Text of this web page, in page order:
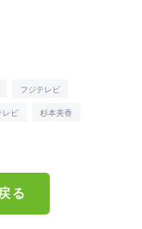
フジテレビ
レビ 杉本美香
る